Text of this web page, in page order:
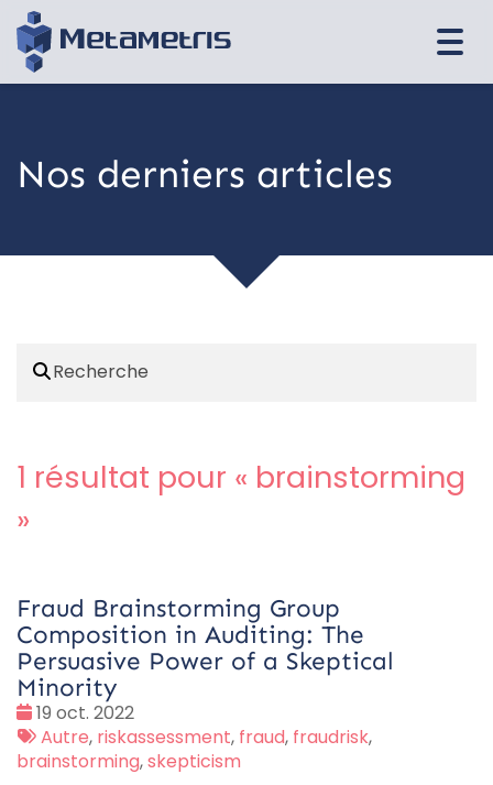
Nos derniers articles
1 résultat pour « brainstorming
»
Fraud Brainstorming Group
Composition in Auditing: The
Persuasive Power of a Skeptical
Minority
Date
:
19 oct. 2022
Tags
:
Autre, riskassessment, fraud, fraudrisk,
brainstorming,skepticism